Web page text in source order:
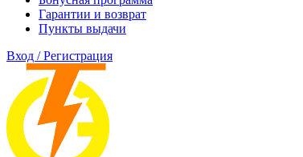
Гарантии и возврат
Пункты выдачи
Вход / Регистрация